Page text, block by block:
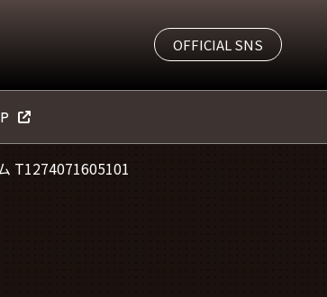
OFFICIAL SNS
T1274071605101